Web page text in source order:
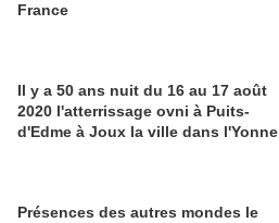
France
Il y a 50 ans nuit du 16 au 17 août
2020 l'atterrissage ovni à Puits-
d'Edme à Joux la ville dans l'Yonne
Présences des autres mondes le